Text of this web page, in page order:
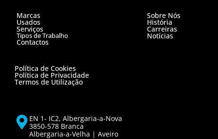
Marcas
Usados
Serviços
Tipos de Trabalho
Contactos
Sobre Nós
História
Carreiras
Notícias
Política de Cookies
Política de Privacidade
Termos de Utilização
EN 1- IC2, Albergaria-a-Nova
3850-578 Branca
Albergaria-a-Velha | Aveiro